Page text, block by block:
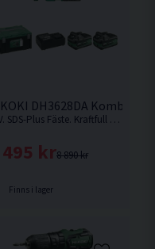
18V DH3628DA
36V. SDS-Plus Fäste. Kraftfull med hög effekt och borr-/mejslingshastighet. Kampanjpris på begränsat antal. Kampanjpris på begränsat antal.
8 890 kr
kr
Finns i lager